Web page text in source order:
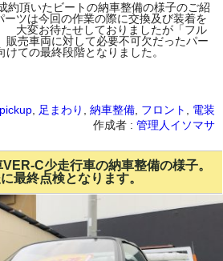
約頂いたビートの納車整備の様子のご紹
ツは今回の作業の際に交換及び装着を
大変お待たせしておりましたが「フル
販売車両に対して必要不可欠だったパー
けての最終段階となりました。
pickup 足まわり 納車整備 フロント
電装
作成者 : 管理人イソマサ
C少走行車の納車整備の様子。
最終点検となります。